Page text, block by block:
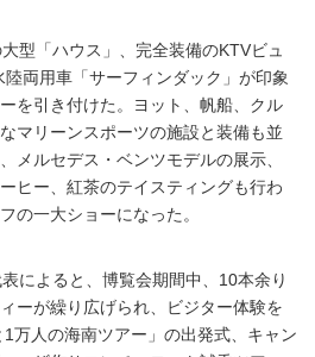
型「ハウス」、完全装備のKTVビュ
両用車「サーフィンダック」が印象
を引き付けた。ヨット、帆船、クル
マリーンスポーツの施設と装備も並
メルセデス・ベンツモデルの展示、
ヒー、紅茶のテイスティングも行わ
の一大ショーになった。
によると、博覧会期間中、10本余り
ーが繰り広げられ、ビジター体験を
万人の海南ツアー」の出発式、キャン